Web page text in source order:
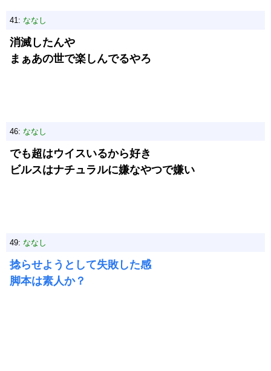
41: ななし
消滅したんや
まぁあの世で楽しんでるやろ
46: ななし
でも超はウイスいるから好き
ビルスはナチュラルに嫌なやつで嫌い
49: ななし
捻らせようとして失敗した感
脚本は素人か？